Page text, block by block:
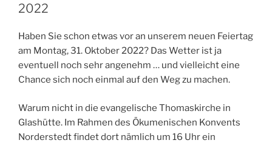
2022
Haben Sie schon etwas vor an unserem neuen Feiertag
am Montag, 31. Oktober 2022? Das Wetter ist ja
eventuell noch sehr angenehm … und vielleicht eine
Chance sich noch einmal auf den Weg zu machen.
Warum nicht in die evangelische Thomaskirche in
Glashütte. Im Rahmen des Ökumenischen Konvents
Norderstedt findet dort nämlich um 16 Uhr ein